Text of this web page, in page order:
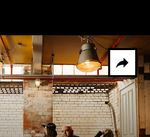
Delen via
Facebook Whatsapp X